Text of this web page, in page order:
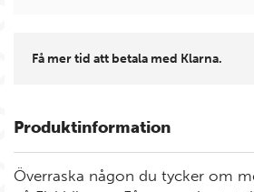
Få mer tid att betala med Klarna.
Produktinformation
Överraska någon du tycker om